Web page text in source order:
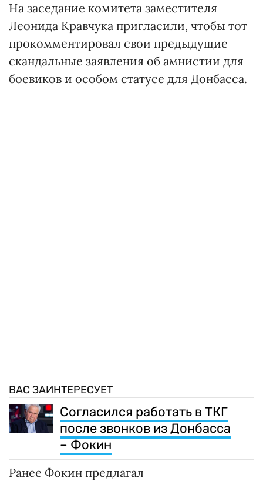
На заседание комитета заместителя
Леонида Кравчука пригласили, чтобы тот
прокомментировал свои предыдущие
скандальные заявления об амнистии для
боевиков и особом статусе для Донбасса.
ВАС ЗАИНТЕРЕСУЕТ
Согласился работать в ТКГ
после звонков из Донбасса
– Фокин
Ранее Фокин предлагал